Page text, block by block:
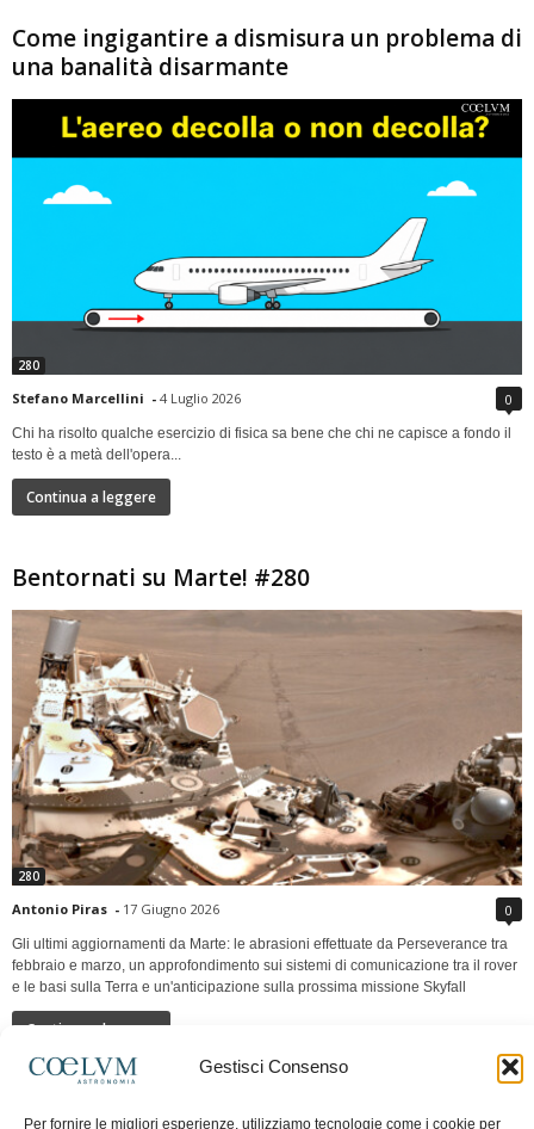
Gestisci Consenso
Per fornire le migliori esperienze, utilizziamo tecnologie come i cookie per
Come ingigantire a dismisura un problema di
una banalità disarmante
280
Stefano Marcellini - 4 Luglio 2026 0
Chi ha risolto qualche esercizio di fisica sa bene che chi ne capisce a fondo il
testo è a metà dell'opera...
Continua a leggere
Bentornati su Marte! #280
280
Antonio Piras - 17 Giugno 2026 0
Gli ultimi aggiornamenti da Marte: le abrasioni effettuate da Perseverance tra
febbraio e marzo, un approfondimento sui sistemi di comunicazione tra il rover
e le basi sulla Terra e un'anticipazione sulla prossima missione Skyfall
Continua a leggere